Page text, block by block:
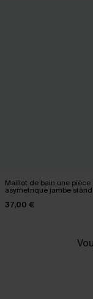
Maillot de bain une pièce
asymétrique jambe
37,00 €